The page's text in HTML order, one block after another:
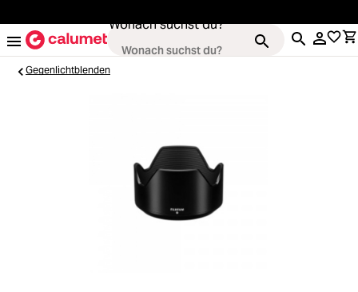
Wonach suchst du?
Objektive
Video & Drohnen
Gegenlichtblenden